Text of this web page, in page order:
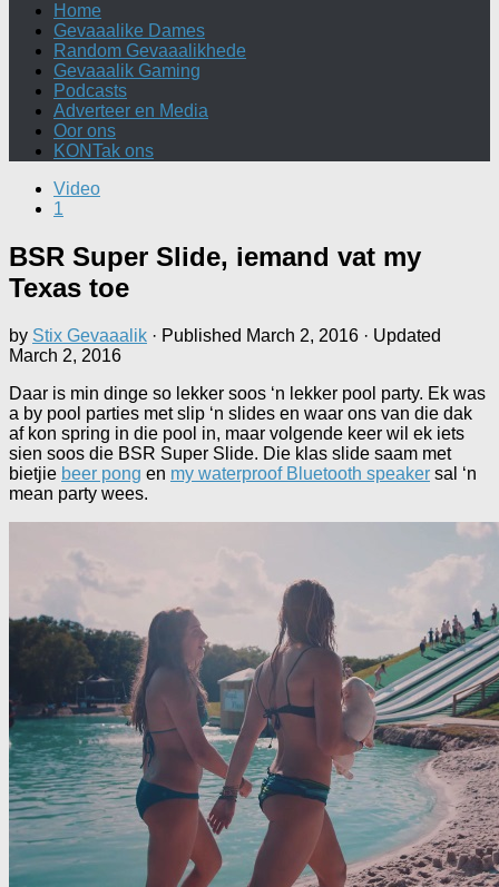
Home
Gevaaalike Dames
Random Gevaaalikhede
Gevaaalik Gaming
Podcasts
Adverteer en Media
Oor ons
KONTak ons
Video
1
BSR Super Slide, iemand vat my
Texas toe
by Stix Gevaaalik · Published March 2, 2016 · Updated
March 2, 2016
Daar is min dinge so lekker soos ‘n lekker pool party. Ek was
a by pool parties met slip ‘n slides en waar ons van die dak
af kon spring in die pool in, maar volgende keer wil ek iets
sien soos die BSR Super Slide. Die klas slide saam met
bietjie beer pong en my waterproof Bluetooth speaker sal ‘n
mean party wees.